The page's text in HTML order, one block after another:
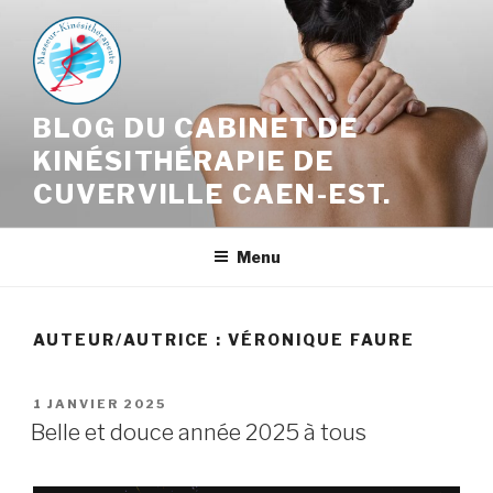
contenu
principal
BLOG DU CABINET DE
KINÉSITHÉRAPIE DE
CUVERVILLE CAEN-EST.
Menu
AUTEUR/AUTRICE :VÉRONIQUE FAURE
PUBLIÉ
LE
1 JANVIER 2025
Belle et douce année 2025 à tous